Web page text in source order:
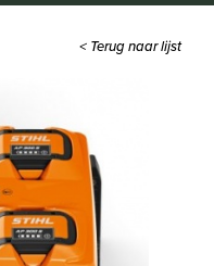
< Terug naar lijst